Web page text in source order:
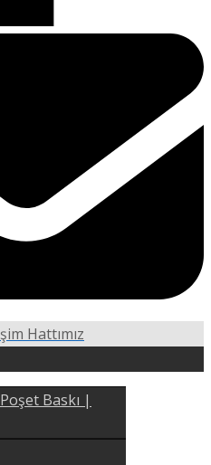
Hattımız
Baskı |